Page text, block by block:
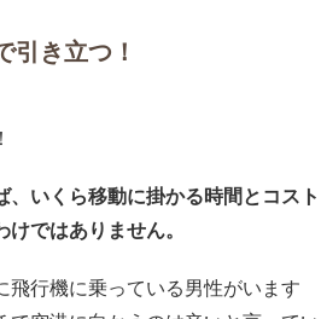
引き立つ！
いくら移動に掛かる時間とコスト
ではありません。
行機に乗っている男性がいます